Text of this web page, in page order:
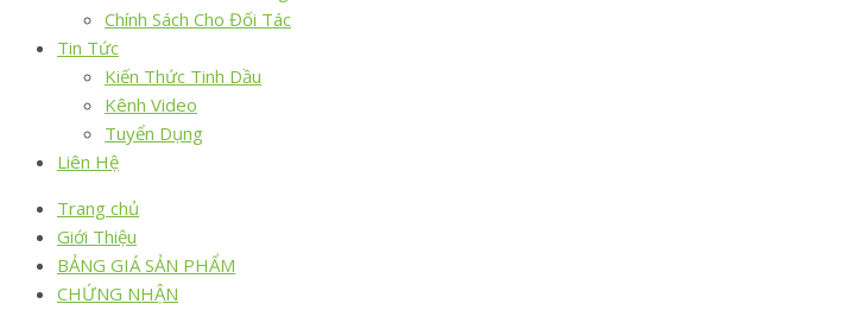
Chính Sách Cho Đối Tác
Tin Tức
Kiến Thức Tinh Dầu
Kênh Video
Tuyển Dụng
Liên Hệ
Trang chủ
Giới Thiệu
BẢNG GIÁ SẢN PHẨM
CHỨNG NHẬN